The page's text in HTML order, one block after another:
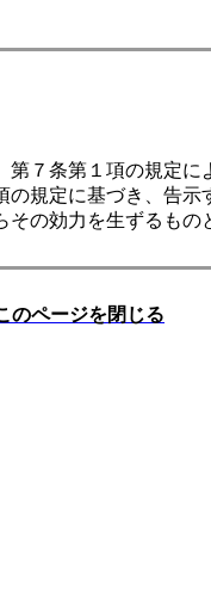
第７条第１項の規定
の規定に基づき、告示
その効力を生ずるもの
のページを閉じる